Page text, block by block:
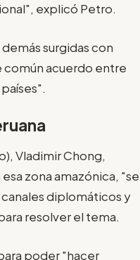
explicó Petro.
surgidas con
común acuerdo entre
Vladimir Chong,
zona amazónica, "se
diplomáticos y
resolver el tema.
poder "hacer